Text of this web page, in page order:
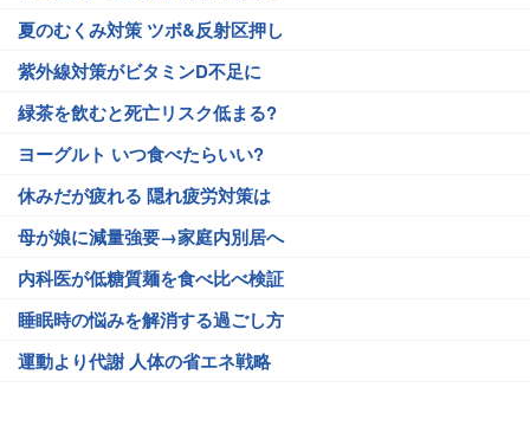
夏のむくみ対策 ツボ&反射区押し
紫外線対策がビタミンD不足に
緑茶を飲むと死亡リスク低まる?
ヨーグルト いつ食べたらいい?
休みだが疲れる 隠れ疲労対策は
母が娘に減量強要→家庭内別居へ
内科医が低糖質麺を食べ比べ検証
睡眠時の悩みを解消する過ごし方
運動より代謝 人体の省エネ戦略